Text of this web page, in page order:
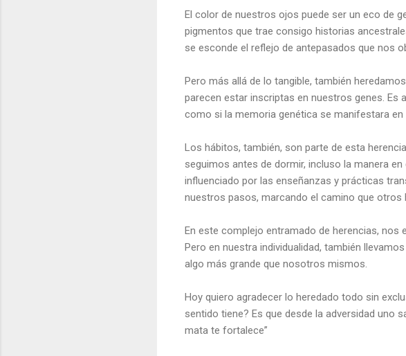
El color de nuestros ojos puede ser un eco de
pigmentos que trae consigo historias
se esconde el reflejo de antepasados que nos
Pero más allá de lo tangible, también
parecen estar inscriptas en nuestros genes. Es
como si la memoria genética se manifestara
Los hábitos, también, son parte de esta
seguimos antes de dormir, incluso la manera
influenciado por las enseñanzas y prácticas
nuestros pasos, marcando el camino que otros
En este complejo entramado de herencias,
Pero en nuestra individualidad, también
algo más grande que nosotros mismos.
Hoy quiero agradecer lo heredado todo sin
sentido tiene? Es que desde la adversidad uno
mata te fortalece”